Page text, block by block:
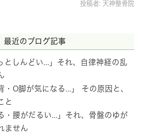
投稿者: 天神整骨院
最近のブログ記事
としんどい...」それ、自律神経の乱
・O脚が気になる...」 その原因と、
と
・腰がだるい...」それ、骨盤のゆが
ません